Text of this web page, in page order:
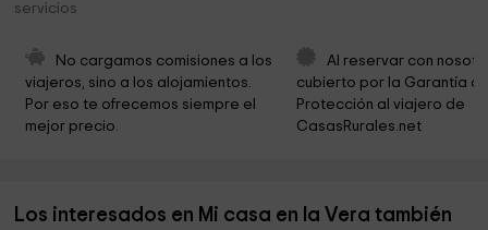
Paprika Museum Jaraiz de la Vera
City Hall Jaraiz de la Vera
Iglesia de San Miguel Arcángel
Parroquia de Santa María 11,5 km
Ayuntamiento de Talaveruela de la Vera 11,7 km
servicios
No cargamos comisiones a los
viajeros, sino a los alojamientos.
Por eso te ofrecemos siempre el
mejor precio.
Al reservar con
cubierto por la Garantía
Protección al viajero de
CasasRurales.net
Los interesados en Mi casa en la Vera también